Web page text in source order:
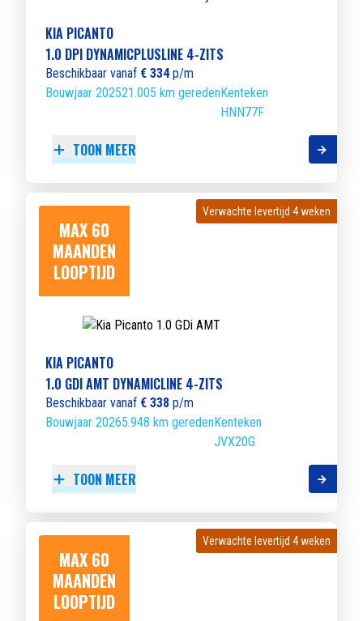
KIA PICANTO
1.0 DPI DYNAMICPLUSLINE 4-ZITS
Beschikbaar vanaf € 334p/m
Bouwjaar 202521.005 km geredenKenteken
HNN77F
TOON MEER
MAX 60
MAANDEN
LOOPTIJD
Verwachte levertijd 4 weken
Verwachte levertijd 4 weken
KIA PICANTO
1.0 GDI AMT DYNAMICLINE 4-ZITS
Beschikbaar vanaf € 338 p/m
Bouwjaar 20265.948 km geredenKenteken
JVX20G
TOON MEER
MAX 60
MAANDEN
LOOPTIJD
Verwachte levertijd 4 weken
Verwachte levertijd 4 weken